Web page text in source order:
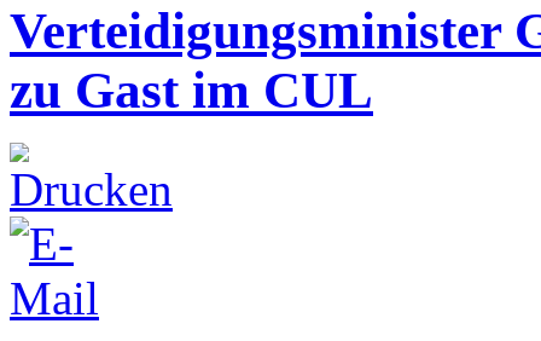
Verteidigungsminister
zu Gast im CUL